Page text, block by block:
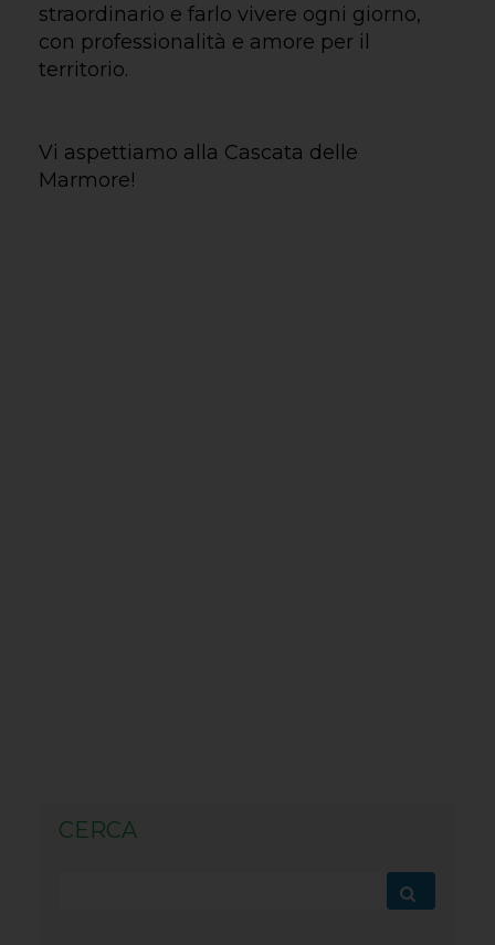
straordinario e farlo vivere ogni giorno,
con professionalità e amore per il
territorio.
Vi aspettiamo alla Cascata delle
Marmore!
CERCA